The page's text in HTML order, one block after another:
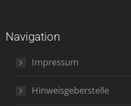
Navigation
Impressum
Hinweisgeberstelle